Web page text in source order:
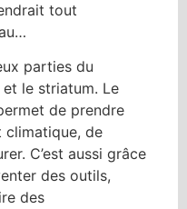
tout
parties du
le striatum. Le
de prendre
climatique, de
C’est aussi grâce
des outils,
des